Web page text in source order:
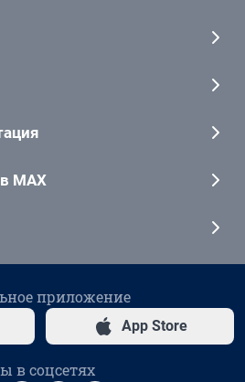
MAX
приложение
App Store
в соцсетях